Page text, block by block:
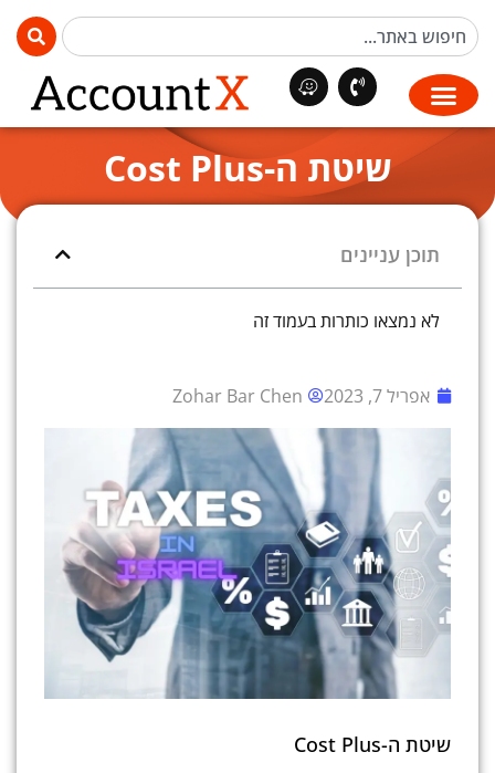
שיטת ה-Cost Plus
תוכן עניינים
לא נמצאו כותרות בעמוד זה
אפריל 7, 2023 Zohar Bar Chen
שיטת ה-Cost Plus